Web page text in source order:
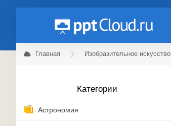
Главная Изобразительное искусство
Категории
Астрономия